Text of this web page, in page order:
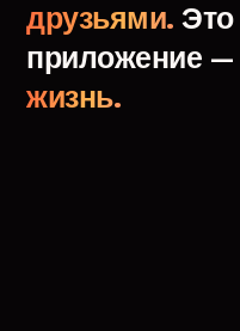
друзьями. Это
приложение —
жизнь.